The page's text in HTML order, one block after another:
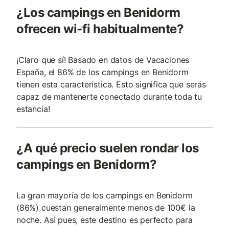
¿Los campings en Benidorm
ofrecen wi-fi habitualmente?
¡Claro que sí! Basado en datos de Vacaciones
España, el 86% de los campings en Benidorm
tienen esta característica. Esto significa que serás
capaz de mantenerte conectado durante toda tu
estancia!
¿A qué precio suelen rondar los
campings en Benidorm?
La gran mayoría de los campings en Benidorm
(86%) cuestan generalmente menos de 100€ la
noche. Así pues, este destino es perfecto para